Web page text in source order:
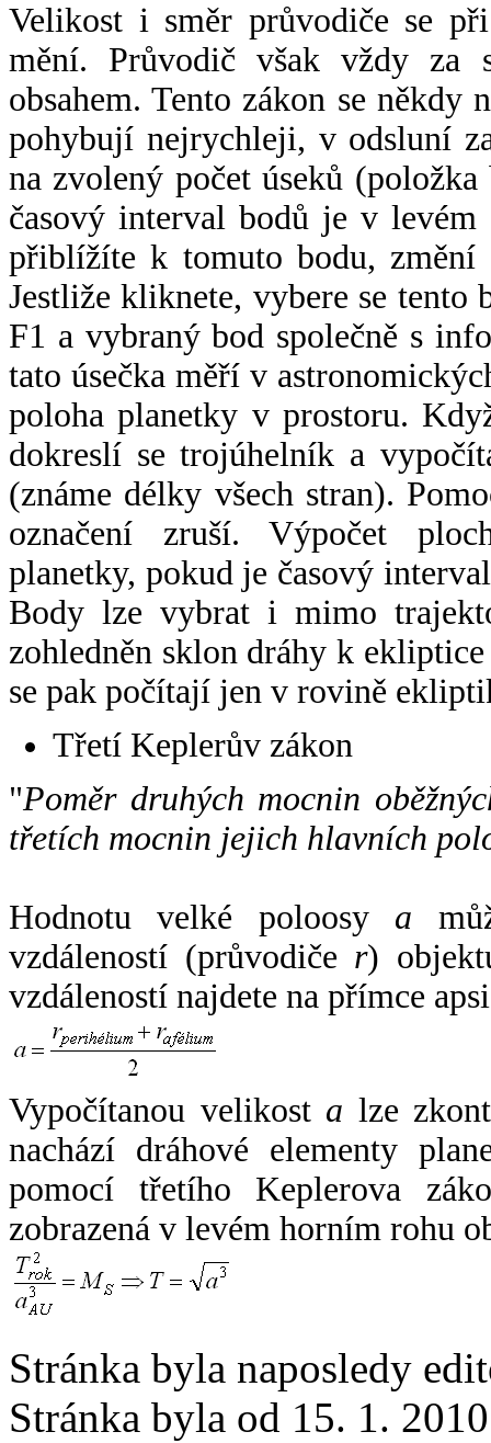
Velikost i směr průvodiče se
mění. Průvodič však vždy za
obsahem. Tento zákon se někdy
pohybují nejrychleji, v odsluní
na zvolený počet úseků
časový interval bodů je v
přiblížíte k tomuto bodu,
Jestliže kliknete, vybere se tento
F1 a vybraný bod společně s
tato úsečka měří v
poloha planetky v prostoru.
dokreslí se trojúhelník a
(známe délky všech stran).
označení zruší. Výpočet
planetky, pokud je časový
Body lze vybrat i mimo
zohledněn sklon dráhy k
se pak počítají jen v rovině
Třetí Keplerův zákon
"Poměr druhých mocnin
třetích mocnin jejich hlavních
Hodnotu velké poloosy a
vzdáleností (průvodiče r)
vzdáleností najdete na přímce
Vypočítanou velikost a lze
nachází dráhové elementy
pomocí třetího Keplerova
zobrazená v levém horním rohu
Stránka byla naposledy
Stránka byla od 15. 1.